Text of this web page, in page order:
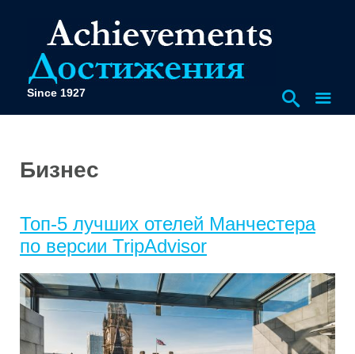
Since 1927
Бизнес
Топ-5 лучших отелей Манчестера
по версии TripAdvisor